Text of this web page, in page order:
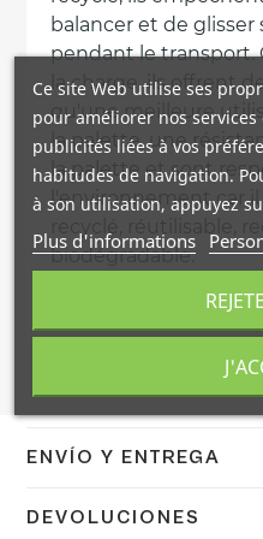
balancer et de glisser
pendant le transport.
la charge, ils offrent
qu'une meilleure
la palette, une
la palette et sont
l'environnement car il
biodégradable.
ENVÍO Y ENTREGA
DHL. Portes gratis a pie de
DEVOLUCIONES
Ce site Web utilise ses
pour améliorer nos
publicités liées à vos
habitudes de navigation.
à son utilisation, appuyez
Plus d'informations